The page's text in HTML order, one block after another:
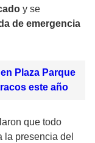
y se
de emergencia
Plaza Parque
este año
que todo
la presencia del